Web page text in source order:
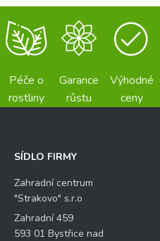
Péče o
rostliny
Garance
růstu
Výhodné
ceny
SÍDLO FIRMY
Zahradní centrum
"Strakovo" s.r.o
Zahradní 459
593 01 Bystřice nad